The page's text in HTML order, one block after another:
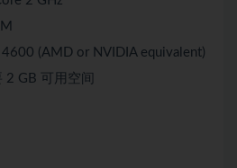
4600 (AMD or NVIDIA equivalent)
2 GB 可用空间